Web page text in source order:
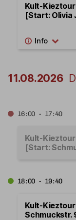
Kult-Kieztour
[Start: Olivia
11.08.2026
16:00 - 17:40
Kult-Kieztour
[Start:
18:00 - 19:40
Kult-Kieztour
Schmuckstr.